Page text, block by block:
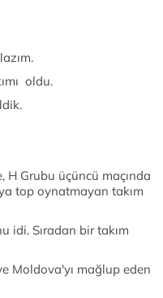
oldu.
H Grubu üçüncü maçında
top oynatmayan takım
idi. Sıradan bir takım
Moldova'yı mağlup eden